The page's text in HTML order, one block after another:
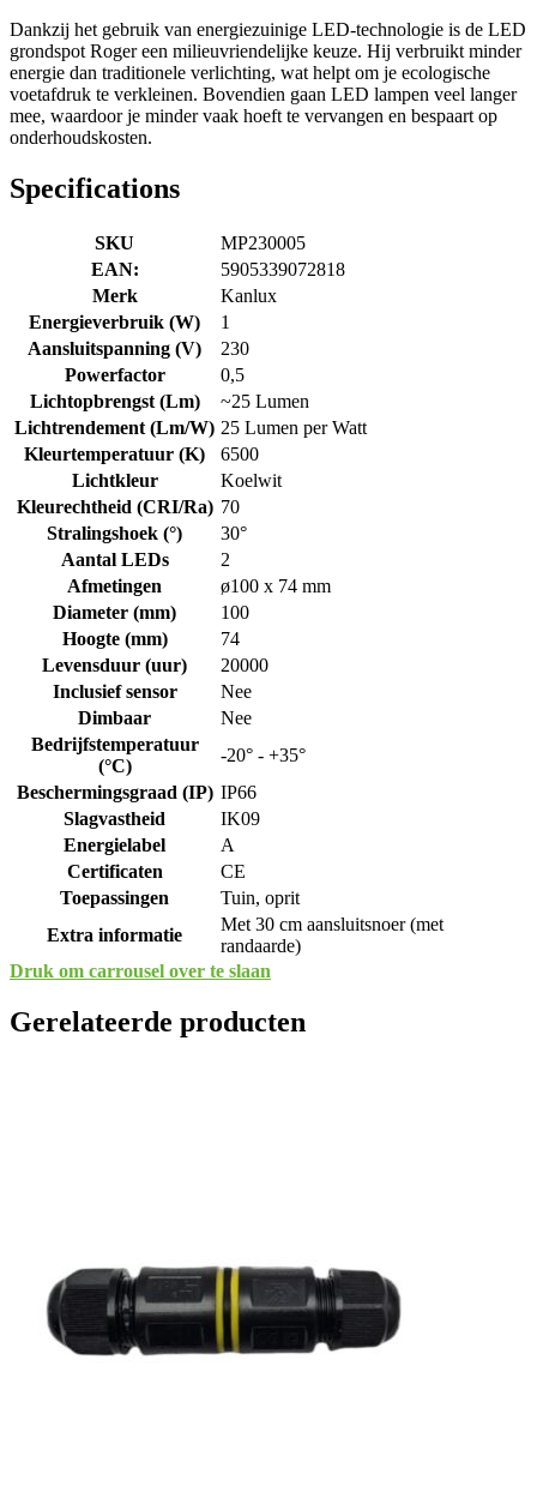
Dankzij het gebruik van energiezuinige LED-technologie is de LED
grondspot Roger een milieuvriendelijke keuze. Hij verbruikt minder
energie dan traditionele verlichting, wat helpt om je ecologische
voetafdruk te verkleinen. Bovendien gaan LED lampen veel langer
mee, waardoor je minder vaak hoeft te vervangen en bespaart op
onderhoudskosten.
Specifications
SKU
MP230005
EAN:
5905339072818
Merk
Kanlux
Energieverbruik (W)
1
Aansluitspanning (V)
230
Powerfactor
0,5
Lichtopbrengst (Lm)
~25 Lumen
Lichtrendement (Lm/W) 25 Lumen per Watt
Kleurtemperatuur (K)
6500
Lichtkleur
Koelwit
Kleurechtheid (CRI/Ra) 70
Stralingshoek (°)
30°
Aantal LEDs
2
Afmetingen
ø100 x 74 mm
Diameter (mm)
100
Hoogte (mm)
74
Levensduur (uur)
20000
Inclusief sensor
Nee
Dimbaar
Nee
Bedrijfstemperatuur
(°C)
-20° - +35°
Beschermingsgraad (IP) IP66
Slagvastheid
IK09
Energielabel
A
Certificaten
CE
Toepassingen
Tuin, oprit
Extra informatie
Met 30 cm aansluitsnoer (met
randaarde)
Druk om carrousel over te slaan
Gerelateerde producten